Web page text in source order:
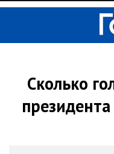
Сколько